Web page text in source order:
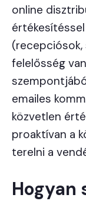
online
(recepciósok,
felelősség
emailes
közvetlen
proaktívan a
terelni a
Hogyan